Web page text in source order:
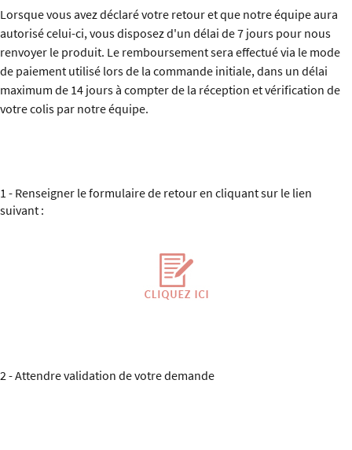
Lorsque vous avez déclaré votre retour et que notre équipe aura
autorisé celui-ci, vous disposez d'un délai de 7 jours pour nous
renvoyer le produit. Le remboursement sera effectué via le mode
de paiement utilisé lors de la commande initiale, dans un délai
maximum de 14 jours à compter de la réception et vérification de
votre colis par notre équipe.
1 - Renseigner le formulaire de retour en cliquant sur le lien
suivant :
2 - Attendre validation de votre demande